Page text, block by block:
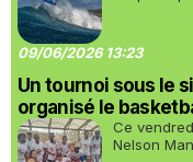
09/06/2026 13:23
Un tournoi sous le
organisé le
Ce
Nelson